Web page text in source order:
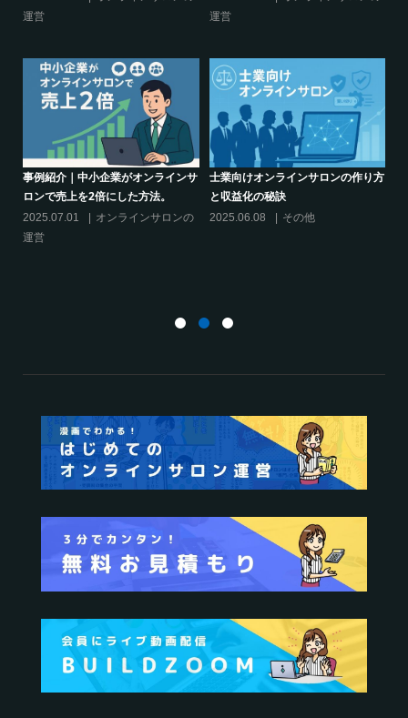
2024.06.25 2024.06.21
シリーズ連載【運営者のお悩み解
決】ココがポイント！リスキリング
サロン運営必須3箇条
オンラインサロンでの”学び”がこれ
からのリスキリングを先導すると言